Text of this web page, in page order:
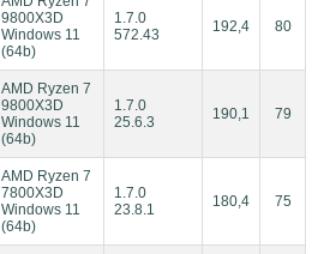
9800X3D
Windows 11
(64b)
1.7.0
572.43
192,4 80
AMD Ryzen 7
9800X3D
Windows 11
(64b)
1.7.0
25.6.3
190,1 79
AMD Ryzen 7
7800X3D
Windows 11
(64b)
1.7.0
23.8.1
180,4 75